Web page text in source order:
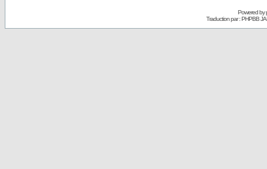
Powered by
Traduction par : PHPBB